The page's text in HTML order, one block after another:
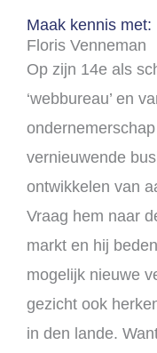
Maak kennis met:
Floris Venneman
Op zijn 14e als
‘webbureau’ en
vernieuwende
ontwikkelen van
Vraag hem naar
markt en hij
mogelijk nieuwe
gezicht ook
in den lande.